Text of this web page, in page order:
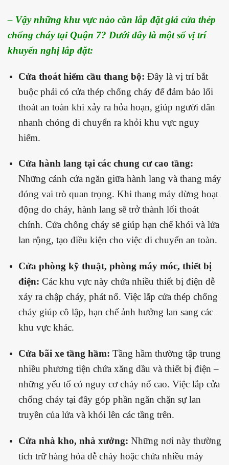
– Vậy những khu vực nào cần lắp đặt giá cửa thép
chống cháy tại Quận 7? Dưới đây là một số vị trí
khuyến nghị lắp đặt:
Cửa thoát hiểm cầu thang bộ: Đây là vị trí bắt
buộc phải có cửa thép chống cháy để đảm bảo lối
thoát an toàn khi xảy ra hỏa hoạn, giúp người dân
nhanh chóng di chuyển ra khỏi khu vực nguy
hiểm.
Cửa hành lang tại các chung cư cao tầng:
Những cánh cửa ngăn giữa hành lang và thang máy
đóng vai trò quan trọng. Khi thang máy dừng hoạt
động do cháy, hành lang sẽ trở thành lối thoát
chính. Cửa chống cháy sẽ giúp hạn chế khói và lửa
lan rộng, tạo điều kiện cho việc di chuyển an toàn.
Cửa phòng kỹ thuật, phòng máy móc, thiết bị
điện: Các khu vực này chứa nhiều thiết bị điện dễ
xảy ra chập cháy, phát nổ. Việc lắp cửa thép chống
cháy giúp cô lập, hạn chế ảnh hưởng lan sang các
khu vực khác.
Cửa bãi xe tầng hầm: Tầng hầm thường tập trung
nhiều phương tiện chứa xăng dầu và thiết bị điện –
những yếu tố có nguy cơ cháy nổ cao. Việc lắp cửa
chống cháy tại đây góp phần ngăn chặn sự lan
truyền của lửa và khói lên các tầng trên.
Cửa nhà kho, nhà xưởng: Những nơi này thường
tích trữ hàng hóa dễ cháy hoặc chứa nhiều máy